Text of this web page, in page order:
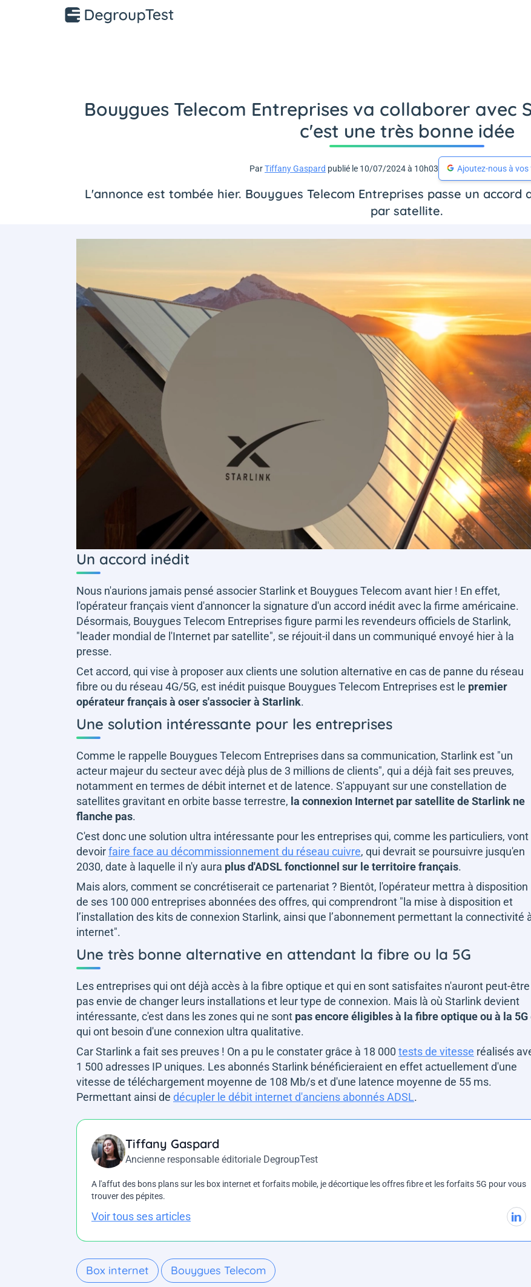
Bouygues Telecom Entreprises va collaborer avec
c'est une très bonne idée
ParTiffany Gaspard publié le 10/07/2024 à 10h03 Ajoutez-nous à
L'annonce est tombée hier. Bouygues Telecom Entreprises passe un
par satellite.
Un accord inédit
Nous n'aurions jamais pensé associer Starlink et Bouygues Telecom avant hier ! En effet,
l'opérateur français vient d'annoncer la signature d'un accord inédit avec la firme américaine.
Désormais, Bouygues Telecom Entreprises figure parmi les revendeurs officiels de Starlink,
"leader mondial de l'Internet par satellite", se réjouit-il dans un communiqué envoyé hier à la
presse.
Cet accord, qui vise à proposer aux clients une solution alternative en cas de panne du réseau
fibre ou du réseau 4G/5G, est inédit puisque Bouygues Telecom Entreprises est le premier
opérateur français à oser s'associer à Starlink.
Une solution intéressante pour les entreprises
Comme le rappelle Bouygues Telecom Entreprises dans sa communication, Starlink est "un
acteur majeur du secteur avec déjà plus de 3 millions de clients", qui a déjà fait ses preuves,
notamment en termes de débit internet et de latence. S'appuyant sur une constellation de
satellites gravitant en orbite basse terrestre, la connexion Internet par satellite de Starlink ne
flanche pas.
C'est donc une solution ultra intéressante pour les entreprises qui, comme les particuliers, vont
devoirfaire face au décommissionnement du réseau cuivre, qui devrait se poursuivre jusqu'en
2030, date à laquelle il n'y aura plus d'ADSL fonctionnel sur le territoire français.
Mais alors, comment se concrétiserait ce partenariat ? Bientôt, l'opérateur mettra à disposition
de ses 100 000 entreprises abonnées des offres, qui comprendront "la mise à disposition et
l’installation des kits de connexion Starlink, ainsi que l’abonnement permettant la connectivité
internet".
Une très bonne alternative en attendant la fibre ou la 5G
Les entreprises qui ont déjà accès à la fibre optique et qui en sont satisfaites n'auront peut-être
pas envie de changer leurs installations et leur type de connexion. Mais là où Starlink devient
intéressante, c'est dans les zones qui ne sont pas encore éligibles à la fibre optique ou à la 5G
qui ont besoin d'une connexion ultra qualitative.
Car Starlink a fait ses preuves ! On a pu le constater grâce à 18 000 tests de vitesse réalisés
1 500 adresses IP uniques. Les abonnés Starlink bénéficieraient en effet actuellement d'une
vitesse de téléchargement moyenne de 108 Mb/s et d'une latence moyenne de 55 ms.
Permettant ainsi de décupler le débit internet d'anciens abonnés ADSL.
Tiffany Gaspard
Ancienne responsable éditoriale DegroupTest
A l'affut des bons plans sur les box internet et forfaits mobile, je décortique les offres fibre et les forfaits 5G pour vous
trouver des pépites.
Voir tous ses articles
Box internet Bouygues Telecom